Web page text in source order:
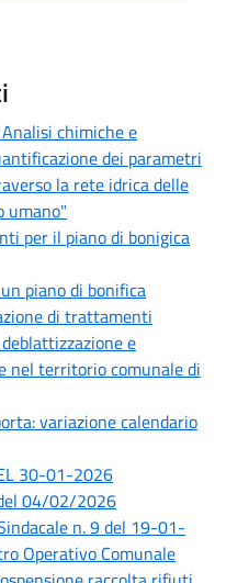
chimiche e
dei parametri
la rete idrica delle
umano"
per il piano di bonigica
piano di bonifica
di trattamenti
e
nel territorio comunale di
variazione calendario
30-01-2026
04/02/2026
n. 9 del 19-01-
Operativo Comunale